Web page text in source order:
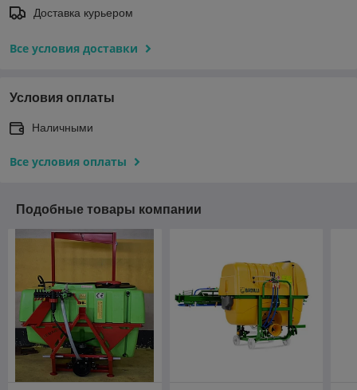
Доставка курьером
Все условия доставки
Условия оплаты
Наличными
Все условия оплаты
Подобные товары компании